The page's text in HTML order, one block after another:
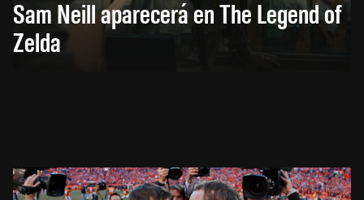
Sam Neill aparecerá en The Legend of
Zelda